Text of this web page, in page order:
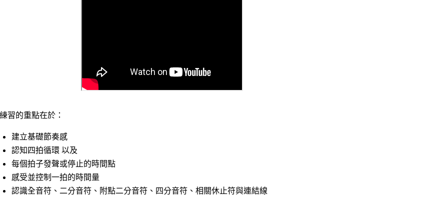
習的重點在於：
建立基礎節奏感
認知四拍循環 以及
每個拍子發聲或停止的時間點
感受並控制一拍的時間量
認識全音符、二分音符、附點二分音符、四分音符、相關休止符與連結線